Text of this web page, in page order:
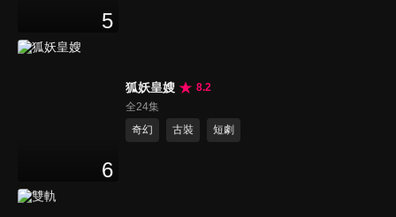
5
6
狐妖皇嫂
8.2
全24集
奇幻
古裝 短劇